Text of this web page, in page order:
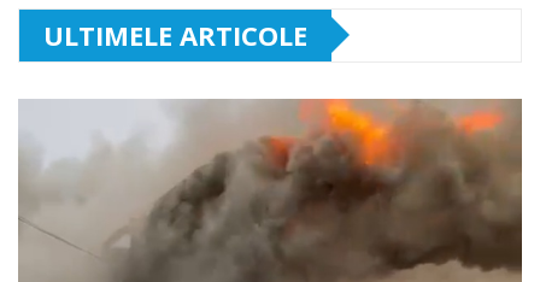
ULTIMELE ARTICOLE